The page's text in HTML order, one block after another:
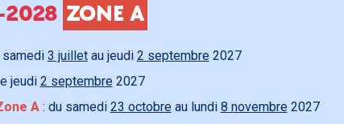
2028 ZONE A
3 juilletau jeudi 2 septembre 2027
jeudi 2 septembre 2027
A: du samedi 23 octobre au lundi 8 novembre 2027